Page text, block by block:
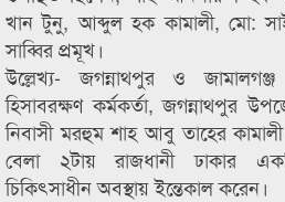
খান টুনু, আব্দুল হক কামালী, মো:
সাব্বির প্রমূখ।
উল্লেখ্য- জগন্নাথপুর ও
হিসাবরক্ষণ কর্মকর্তা, জগন্নাথপুর
নিবাসী মরহুম শাহ আবু তাহের
বেলা ২টায় রাজধানী ঢাকার
চিকিৎসাধীন অবস্থায় ইন্তেকাল করেন।